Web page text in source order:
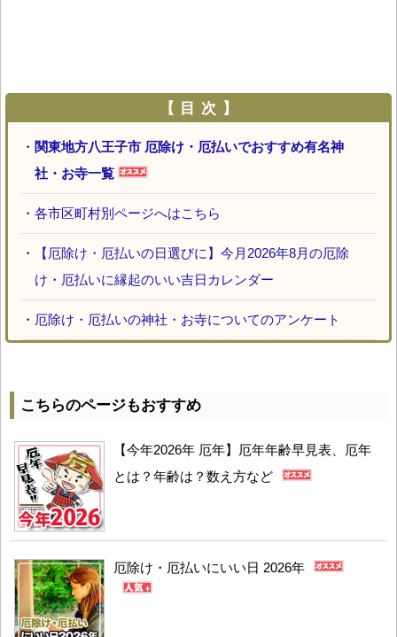
【 目 次 】
・ 関東地方八王子市 厄除け・厄払いでおすすめ有名神
社・お寺一覧
・ 各市区町村別ページへはこちら
・
【厄除け・厄払いの日選びに】今月2026年8月の厄除
け・厄払いに縁起のいい吉日カレンダー
・ 厄除け・厄払いの神社・お寺についてのアンケート
こちらのページもおすすめ
【今年2026年 厄年】厄年年齢早見表、厄年
とは？年齢は？数え方など
厄除け・厄払いにいい日 2026年